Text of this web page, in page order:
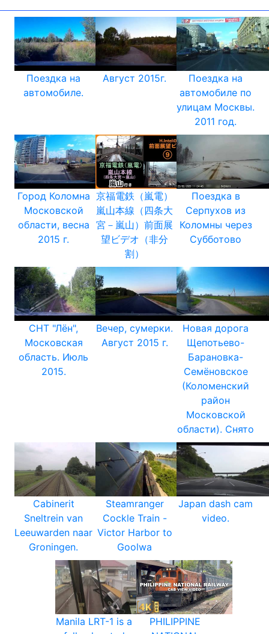
Поездка на
автомобиле.
Август 2015г.
Поездка на
автомобиле по
улицам Москвы.
2011 год.
Город Коломна
Московской
области, весна
2015 г.
京福電鉄（嵐電）
嵐山本線（四条大
宮－嵐山）前面展
望ビデオ（非分
割）
Поездка в
Серпухов из
Коломны через
Субботово
СНТ "Лён",
Московская
область. Июль
2015.
Вечер, сумерки.
Август 2015 г.
Новая дорога
Щепотьево-
Барановка-
Семёновcкое
(Коломенский
район
Московской
области). Снято
Cabinerit
Sneltrein van
Leeuwarden naar
Groningen.
Steamranger
Cockle Train -
Victor Harbor to
Goolwa
Japan dash cam
video.
Manila LRT-1 is a
PHILIPPINE